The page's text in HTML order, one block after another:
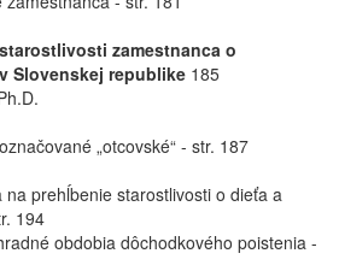
zamestnanca o
Slovenskej republike 185
„otcovské“ - str. 187
prehĺbenie starostlivosti o dieťa a
194
obdobia dôchodkového poistenia -